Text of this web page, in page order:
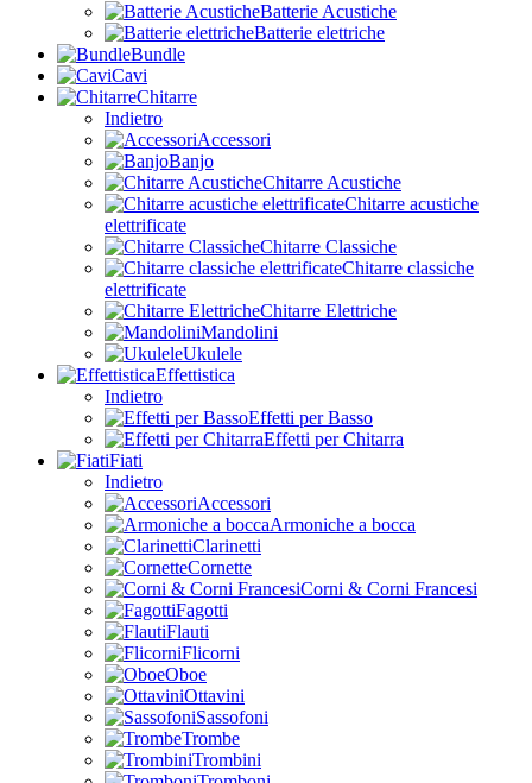
Batterie Acustiche
Batterie elettriche
Bundle
Cavi
Chitarre
Indietro
Accessori
Banjo
Chitarre Acustiche
Chitarre acustiche
elettrificate
Chitarre Classiche
Chitarre classiche
elettrificate
Chitarre Elettriche
Mandolini
Ukulele
Effettistica
Indietro
Effetti per Basso
Effetti per Chitarra
Fiati
Indietro
Accessori
Armoniche a bocca
Clarinetti
Cornette
Corni & Corni Francesi
Fagotti
Flauti
Flicorni
Oboe
Ottavini
Sassofoni
Trombe
Trombini